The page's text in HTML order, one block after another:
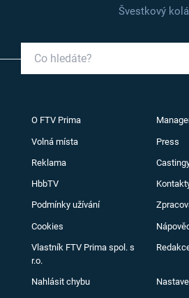
Švestkový
O FTV Prima
Volná místa Press
Reklama
HbbTV
Podmínky užívání
Cookies
Vlastník FTV Prima spol. s
r.o.
Nahlásit chybu